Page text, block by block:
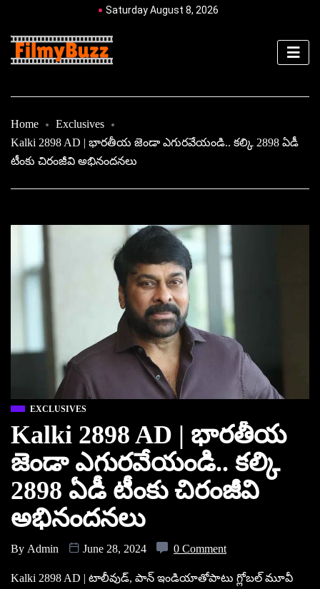
Saturday August 8, 2026
Home
Exclusives
Kalki 2898 AD | భారతీయ జెండా ఎగురవేయండి.. కల్కి 2898 ఏడీ
టీంకు చిరంజీవి అభినందనలు
EXCLUSIVES
Kalki 2898 AD | భారతీయ
జెండా ఎగురవేయండి.. కల్కి
2898 ఏడీ టీంకు చిరంజీవి
అభినందనలు
By Admin June 28, 2024 0 Comment
Kalki 2898 AD | టాలీవుడ్‌, పాన్‌ ఇండియాతోపాటు గ్లోబల్ మూవీ